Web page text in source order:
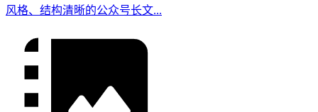
风格、结构清晰的公众号长文...